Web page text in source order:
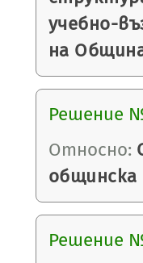
учебно-
на
Решение
Относно:
общинска
Решение